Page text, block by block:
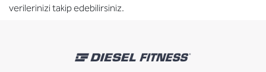
verilerinizi takip edebilirsiniz.